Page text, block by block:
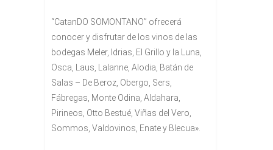
“CatanDO SOMONTANO” ofrecerá
conocer y disfrutar de los vinos de las
bodegas Meler, Idrias, El Grillo y la Luna,
Osca, Laus, Lalanne, Alodia, Batán de
Salas – De Beroz, Obergo, Sers,
Fábregas, Monte Odina, Aldahara,
Pirineos, Otto Bestué, Viñas del Vero,
Sommos, Valdovinos, Enate y Blecua».